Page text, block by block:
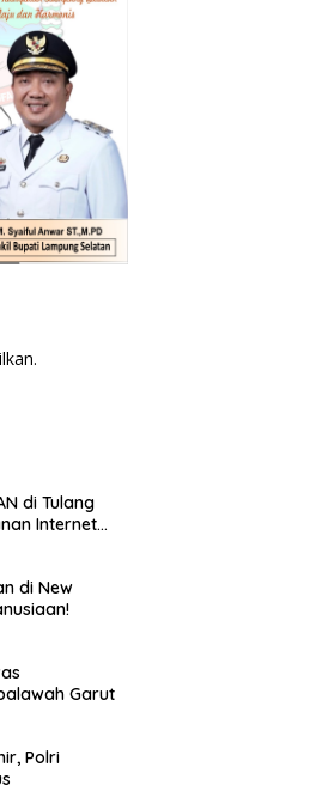
di Tulang
Internet
di New
Garut
Polri